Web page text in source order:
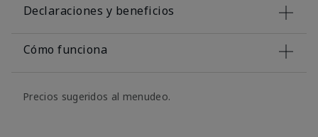
Declaraciones y beneficios
Cómo funciona
Precios sugeridos al menudeo.